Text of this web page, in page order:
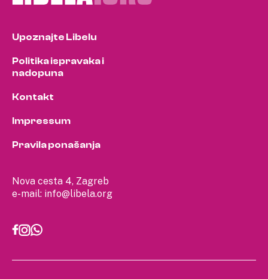
Nova cesta 4, Zagreb
e-mail: info@libela.org
Upoznajte Libelu
Politika ispravaka i
nadopuna
Kontakt
Impressum
Pravila ponašanja